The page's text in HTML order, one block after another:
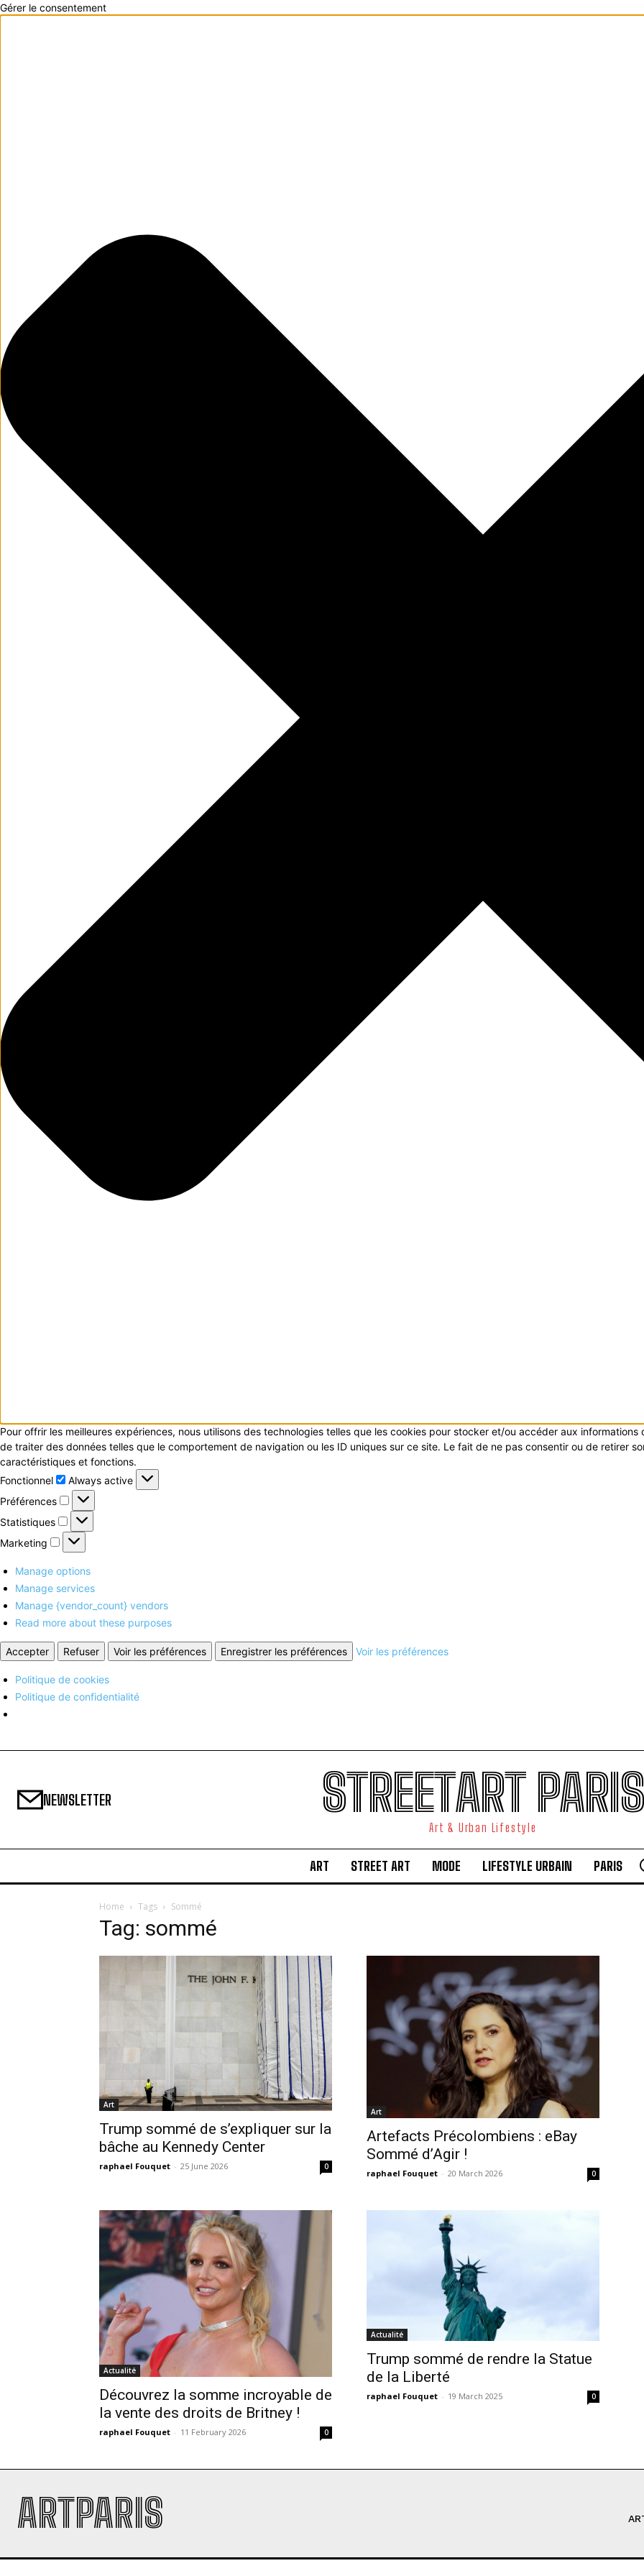
Gérer le consentement
Pour offrir les meilleures expériences, nous utilisons des technologies telles que les cookies pour stocker et/ou accéder aux
de traiter des données telles que le comportement de navigation ou les ID uniques sur ce site. Le fait de ne pas consentir ou de retirer
caractéristiques et fonctions.
Fonctionnel
Fonctionnel
Always active
Préférences
Préférences
Statistiques
Statistiques
Marketing
Marketing
Manage options
Manage services
Manage {vendor_count} vendors
Read more about these purposes
Accepter Refuser Voir les préférences Enregistrer les préférences Voir les préférences
Politique de cookies
Politique de confidentialité
NEWSLETTER STREETART PARIS
Art & Urban Lifestyle
ART STREET ART MODE LIFESTYLE URBAIN PARIS
Home Tags Sommé
Tag: sommé
Art
Trump sommé de s’expliquer sur la
bâche au Kennedy Center
raphael Fouquet - 25 June 2026 0
Art
Artefacts Précolombiens : eBay
Sommé d’Agir !
raphael Fouquet - 20 March 2026 0
Actualité
Découvrez la somme incroyable de
la vente des droits de Britney !
raphael Fouquet - 11 February 2026 0
Actualité
Trump sommé de rendre la Statue
de la Liberté
raphael Fouquet - 19 March 2025 0
ARTPARIS